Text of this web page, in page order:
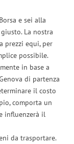
e sei alla
La nostra
prezzi equi, per
possibile.
in base a
di partenza
il costo
comporta un
influenzerà il
da trasportare.